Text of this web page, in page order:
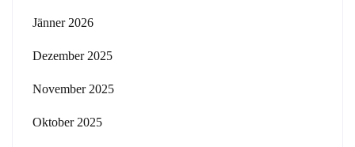
Jänner 2026
Dezember 2025
November 2025
Oktober 2025